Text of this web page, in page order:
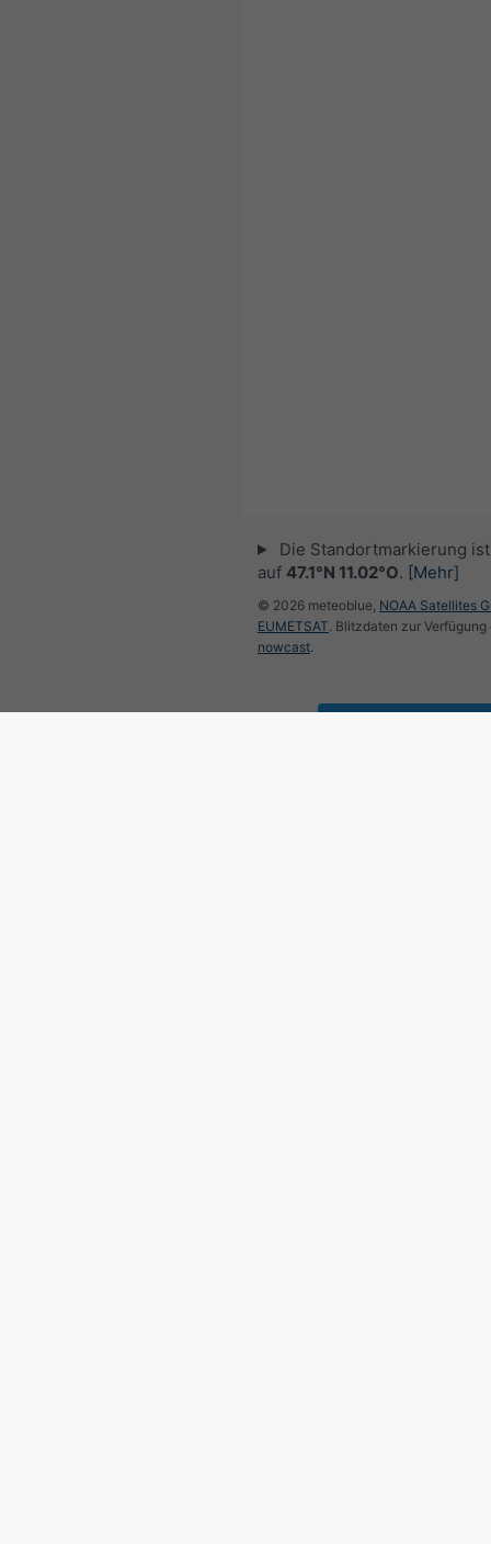
Die Standortmarkierung
auf 47.1°N 11.02°O. [Mehr]
© 2026 meteoblue, NOAA Satellites
EUMETSAT. Blitzdaten zur
nowcast.